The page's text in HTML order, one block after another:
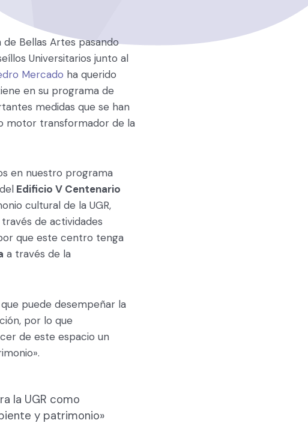
Bellas Artes pasando
Universitarios junto al
Mercado ha querido
en su programa de
medidas que se han
motor transformador de la
en nuestro programa
Edificio V Centenario
cultural de la UGR,
de actividades
que este centro tenga
a través de la
puede desempeñar la
por lo que
de este espacio un
la UGR como
y patrimonio»